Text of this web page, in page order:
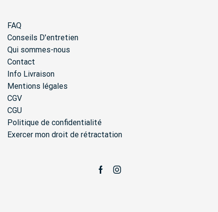
FAQ
Conseils D'entretien
Qui sommes-nous
Contact
Info Livraison
Mentions légales
CGV
CGU
Politique de confidentialité
Exercer mon droit de rétractation
FacebookInstagram